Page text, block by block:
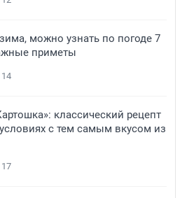
можно узнать по погоде 7
приметы
14
классический рецепт
с тем самым вкусом из
17